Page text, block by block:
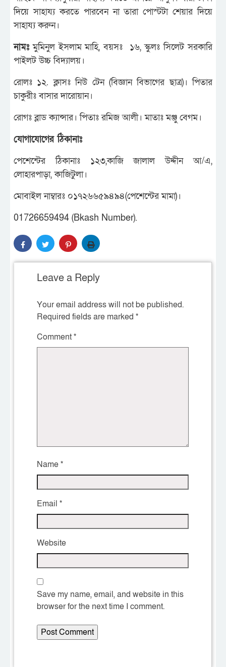
দিয়ে সাহায্য করতে পারবেন না তারা পোস্টটা শেয়ার দিয়ে
সাহায্য করুন।
নামঃ মুমিনুল ইসলাম মাহি, বয়সঃ ১৬, স্কুলঃ সিলেট সরকারি
পাইলট উচ্চ বিদ্যালয়।
রোলঃ ১২. ক্লাসঃ নিউ টেন (বিজ্ঞান বিভাগের ছাত্র)। পিতার
চাকুরীঃ বাসার দারোয়ান।
রোগঃ ব্লাড ক্যান্সার। পিতাঃ রমিজ আলী। মাতাঃ মঞ্জু বেগম।
যোগাযোগেরঠিকানাঃ
পেশেন্টের ঠিকানাঃ ১২৩,কাজি জালাল উদ্দীন আ/এ,
লোহারপাড়া, কাজিটুলা।
মোবাইল নাম্বারঃ ০১৭২৬৬৫৯৪৯৪(পেশেন্টের মামা)।
01726659494 (Bkash Number).
Leave a Reply
Your email address will not be published.
Required fields are marked *
Comment*
Name*
Email *
Website
Save my name, email, and website in this
browser for the next time I comment.